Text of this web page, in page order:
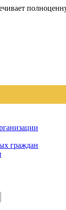
граждан